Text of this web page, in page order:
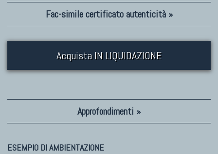
Fac-simile certificato autenticità »
Acquista IN LIQUIDAZIONE
Approfondimenti »
ESEMPIO DI AMBIENTAZIONE